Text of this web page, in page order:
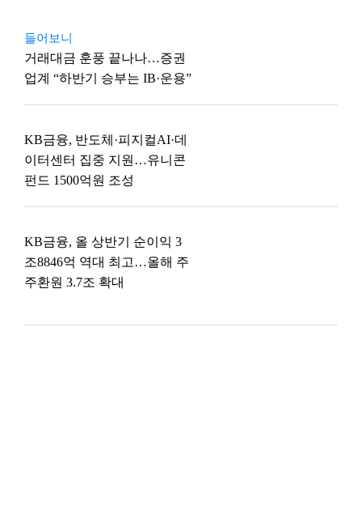
들어보니
거래대금 훈풍 끝나나…증권
업계 “하반기 승부는 IB·운용”
KB금융, 반도체·피지컬AI·데
이터센터 집중 지원…유니콘
펀드 1500억원 조성
KB금융, 올 상반기 순이익 3
조8846억 역대 최고…올해 주
주환원 3.7조 확대